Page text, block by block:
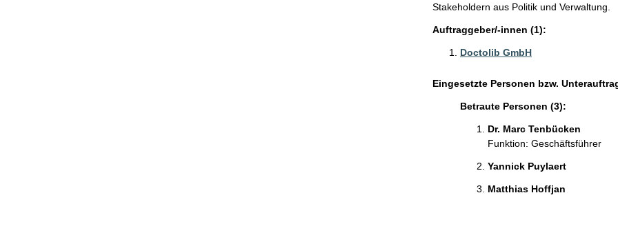
Stakeholdern aus Politik und Verwaltung.
Auftraggeber/-innen (1):
Doctolib GmbH
Eingesetzte Personen bzw.
Betraute Personen (3):
Dr. Marc Tenbücken
Funktion: Geschäftsführer
Yannick Puylaert
Matthias Hoffjan